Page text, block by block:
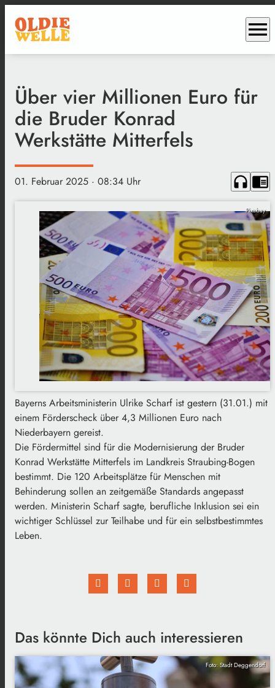
menu
Über vier Millionen Euro für
die Bruder Konrad
Werkstätte Mitterfels
01. Februar 2025 · 08:34 Uhr headphones chrome_reader_mode
Pixabay
Bayerns Arbeitsministerin Ulrike Scharf ist gestern (31.01.) mit
einem Förderscheck über 4,3 Millionen Euro nach
Niederbayern gereist.
Die Fördermittel sind für die Modernisierung der Bruder
Konrad Werkstätte Mitterfels im Landkreis Straubing-Bogen
bestimmt. Die 120 Arbeitsplätze für Menschen mit
Behinderung sollen an zeitgemäße Standards angepasst
werden. Ministerin Scharf sagte, berufliche Inklusion sei ein
wichtiger Schlüssel zur Teilhabe und für ein selbstbestimmtes
Leben.
Das könnte Dich auch interessieren
Foto: Stadt Deggendorf